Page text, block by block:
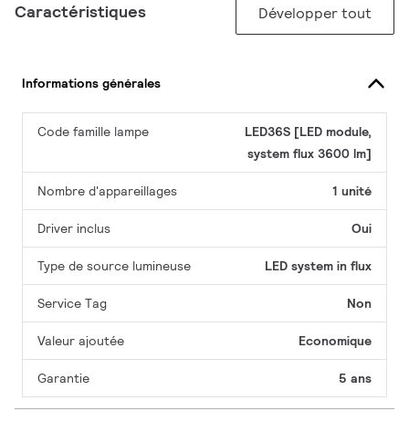
Caractéristiques Développer tout
Informations générales
Code famille lampe
LED36S [LED module,
system flux 3600 lm]
Nombre d'appareillages 1 unité
Driver inclus Oui
Type de source lumineuse LED system in flux
Service Tag Non
Valeur ajoutée Economique
Garantie 5 ans